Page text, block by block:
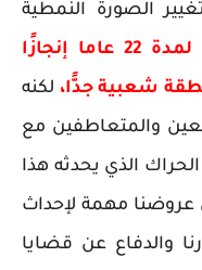
الصورة النمطية
وتعتبر صمود مسرحها لمدة 22 عاما إنجازًا
شعبية جدًّا، لكنه
والمتعاطفين مع
الذي يحدثه هذا
عروضنا مهمة لإحداث
والدفاع عن قضايا